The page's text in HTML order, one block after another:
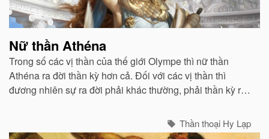
Nữ thần Athéna
Trong số các vị thần của thế giới Olympe thì nữ thần
Athéna ra đời thần kỳ hơn cả. Đối với các vị thần thì
đương nhiên sự ra đời phải khác thường, phải thần kỳ rồi.
Thần thoại Hy Lạp